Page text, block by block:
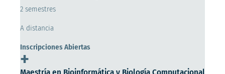
2 semestres
A distancia
Inscripciones Abiertas
+